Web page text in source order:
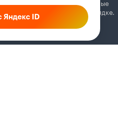
Яндекс ID
с фильмами и другие важные
и всё будет в порядке.
сделать